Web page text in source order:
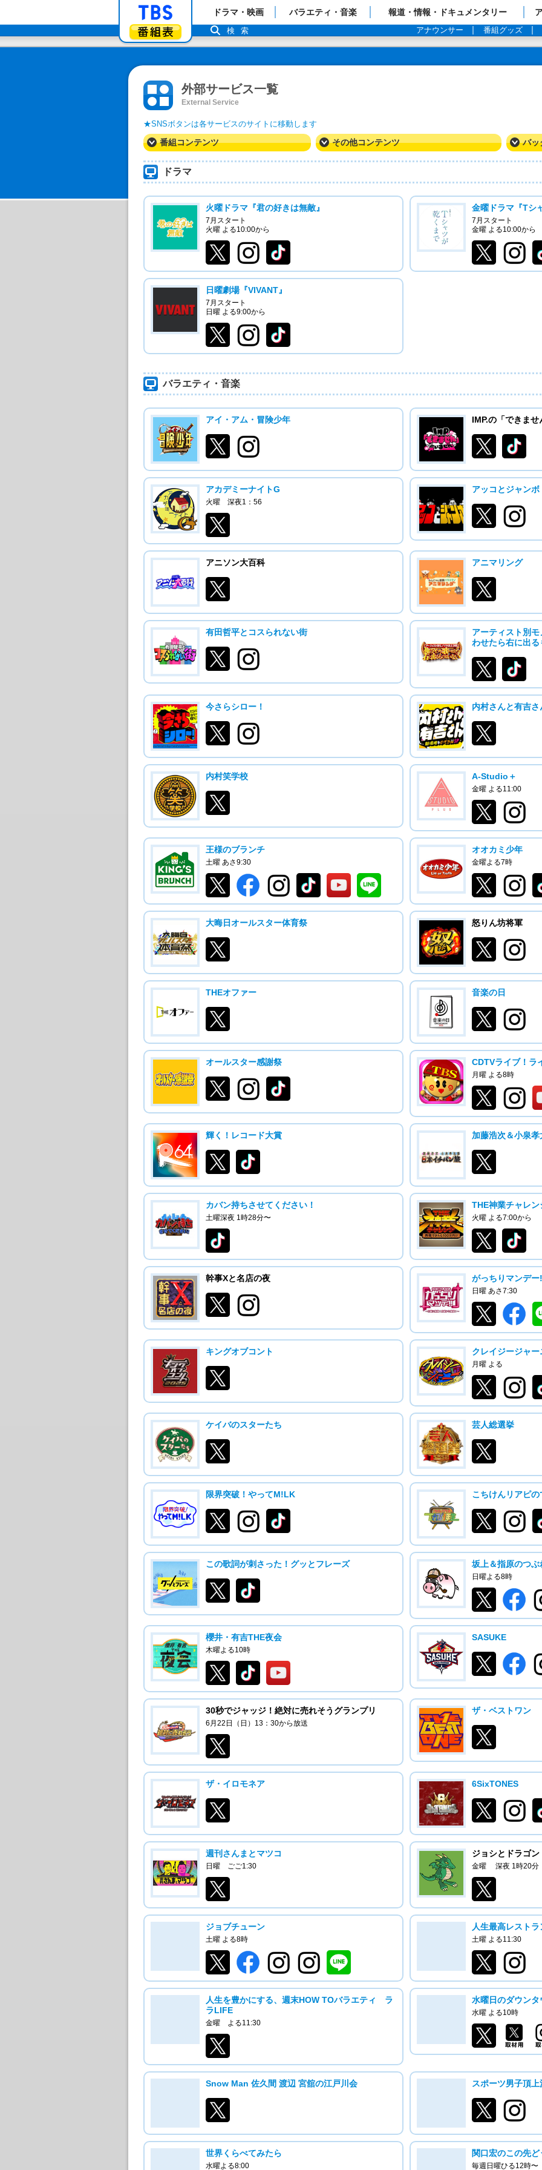
「TBSテレビ」トップページ
番組表
ドラマ・映画 バラエティ・音楽 報道・情報・ドキュメンタリー
アナウンサー 番組グッズ
検索
外部サービス一覧
★SNSボタンは各サービスのサイトに移動します
番組コンテンツ その他コンテンツ バッ
ドラマ
火曜ドラマ『君の好きは無敵』
7月スタート
火曜 よる10:00から
金曜ドラマ『Tシ
7月スタート
金曜 よる10:00から
日曜劇場『VIVANT』
7月スタート
日曜 よる9:00から
バラエティ・音楽
アイ・アム・冒険少年 IMP.の「できま
アカデミーナイトG
火曜 深夜1：56
アッコとジャンボ
アニソン大百科 アニマリング
有田哲平とコスられない街
アーティスト別
わせたら右に出
今さらシロー！ 内村さんと有吉さ
内村笑学校 A-Studio＋
金曜 よる11:00
王様のブランチ
土曜 あさ9:30
オオカミ少年
金曜よる7時
大晦日オールスター体育祭 怒りん坊将軍
THEオファー 音楽の日
オールスター感謝祭 CDTVライブ！ラ
月曜 よる8時
輝く！レコード大賞 加藤浩次＆小泉
カバン持ちさせてください！
土曜深夜 1時28分〜
THE神業チャレン
火曜 よる7:00から
幹事Xと名店の夜 がっちりマンデ
日曜 あさ7:30
キングオブコント クレイジージャー
月曜 よる
ケイバのスターたち 芸人総選挙
限界突破！やってM!LK こちけんリアピ
この歌詞が刺さった！グッとフレーズ 坂上＆指原のつぶ
日曜よる8時
櫻井・有吉THE夜会
木曜よる10時
SASUKE
30秒でジャッジ！絶対に売れそうグランプリ
6月22日（日）13：30から放送
ザ・ベストワン
ザ・イロモネア 6SixTONES
週刊さんまとマツコ
日曜 ごご1:30
ジョシとドラゴン
金曜 深夜 1時20分
ジョブチューン
土曜 よる8時
人生最高レストラ
土曜 よる11:30
人生を豊かにする、週末HOW TOバラエティ ラ
ラLIFE
金曜 よる11:30
水曜日のダウンタ
水曜 よる10時
Snow Man 佐久間 渡辺 宮舘の江戸川会 スポーツ男子頂上
世界くらべてみたら
水曜よる8:00
関口宏のこの先
毎週日曜ひる12時〜